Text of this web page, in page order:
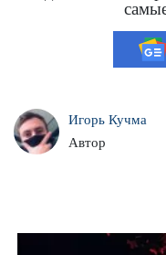
Игорь Кучма
Автор